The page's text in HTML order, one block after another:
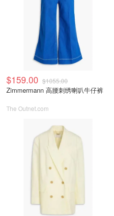
$159.00 $1055.00
Zimmermann 高腰刺绣喇叭牛仔裤
The Outnet.com